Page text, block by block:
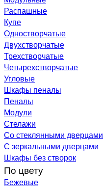
Распашные
Купе
Одностворчатые
Двухстворчатые
Трехстворчатые
Четырехстворчатые
Угловые
Шкафы пеналы
Пеналы
Модули
Стелажи
Со стеклянными дверцами
С зеркальными дверцами
Шкафы без створок
По цвету
Бежевые